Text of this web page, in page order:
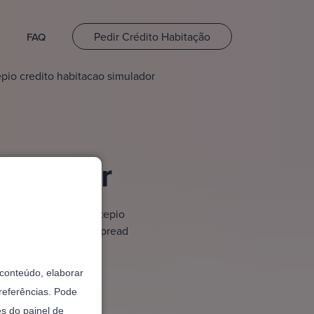
elaborar
Pode
do painel de
FAQ Pedir Crédito Habitação
credito habitacao simulador
O nosso Montepio
o impacto real do Spread